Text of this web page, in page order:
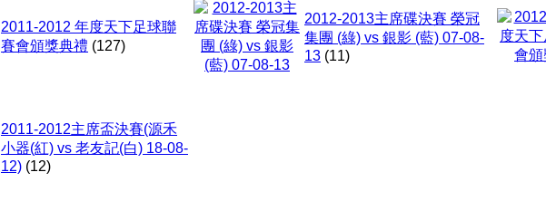
2011-2012 年度天下足球聯
賽會頒獎典禮 (127)
2011-2012主席盃決賽(源禾
小器(紅) vs 老友記(白) 18-08-
12) (12)
2012-2013主席碟決賽 榮冠
集團 (綠) vs 銀影 (藍) 07-08-
13 (11)